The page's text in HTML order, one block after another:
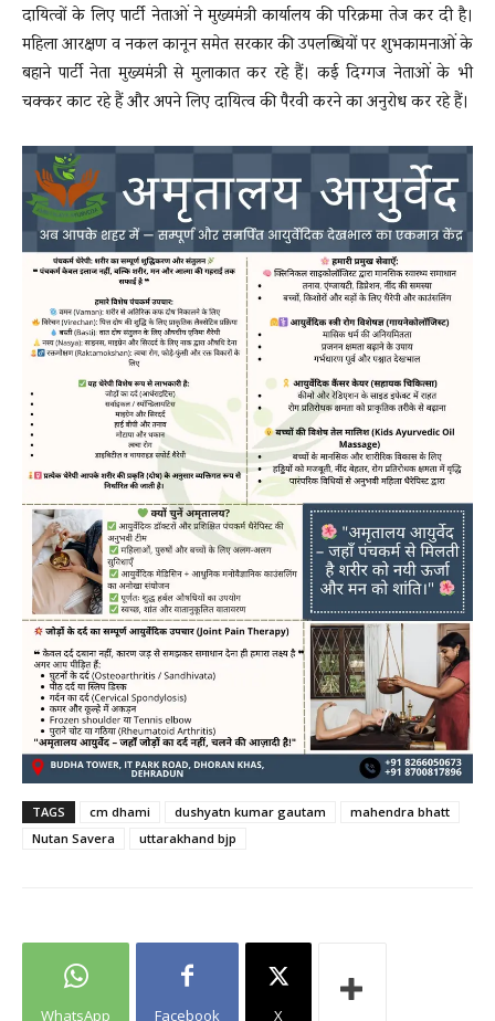
दायित्वों के लिए पार्टी नेताओं ने मुख्यमंत्री कार्यालय की परिक्रमा तेज कर दी है।
महिला आरक्षण व नकल कानून समेत सरकार की उपलब्धियों पर शुभकामनाओं के
बहाने पार्टी नेता मुख्यमंत्री से मुलाकात कर रहे हैं। कई दिग्गज नेताओं के भी
चक्कर काट रहे हैं और अपने लिए दायित्व की पैरवी करने का अनुरोध कर रहे हैं।
TAGS cm dhami dushyatn kumar gautam
mahendra bhatt
Nutan Savera
uttarakhand bjp
WhatsApp Facebook X